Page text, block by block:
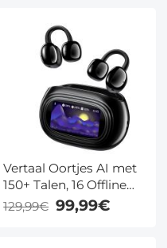
Vertaal Oortjes AI met
150+ Talen, 16 Offline
Talen, LCD Touchcase
129,99€ 99,99€